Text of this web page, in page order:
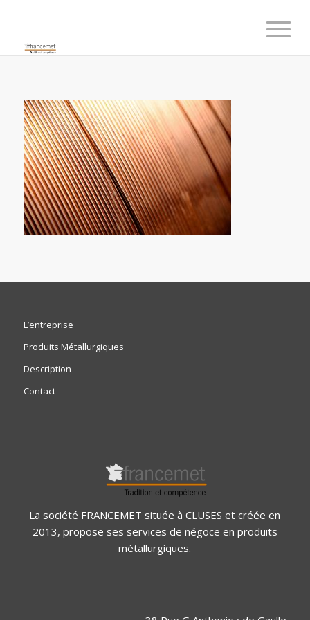
L’entreprise
Produits Métallurgiques
Description
Contact
La société FRANCEMET située à CLUSES et créée en
2013, propose ses services de négoce en produits
métallurgiques.